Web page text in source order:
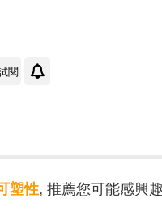
閱
塑性, 推薦您可能感興